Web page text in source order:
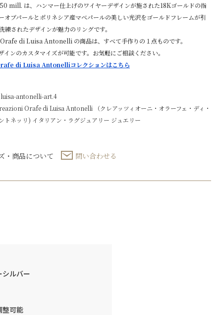
マ
ザ
ー
オ
ブ
パ
ル
ベ
パ
ー
ル
個
mill. は、ハンマー仕上げのワイヤーデザインが施された18Kゴールドの指
オブパールとポリネシア産マベパールの美しい光沢をゴールドフレームが引
練されたデザインが魅力のリングです。
di Luisa Antonelli の商品は、すべて手作りの１点ものです。
インのカスタマイズが可能です。お気軽にご相談ください。
di Luisa Antonelliコレクションはこちら
luisa-antonelli-art.4
Orafe di Luisa Antonelli （クレアッツィオーニ・オラーフェ・ディ・
トネッリ) イタリアン・ラグジュアリー ジュエリー
・商品について 問い合わせる
ルバー
整可能